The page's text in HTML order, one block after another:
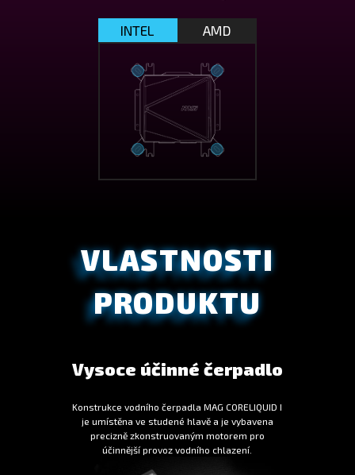
INTEL AMD
VLASTNOSTI
PRODUKTU
Vysoce účinné čerpadlo
Konstrukce vodního čerpadla MAG CORELIQUID I
je umístěna ve studené hlavě a je vybavena
precizně zkonstruovaným motorem pro
účinnější provoz vodního chlazení.